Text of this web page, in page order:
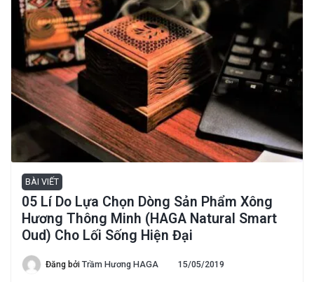
BÀI VIẾT
05 Lí Do Lựa Chọn Dòng Sản Phẩm Xông
Hương Thông Minh (HAGA Natural Smart
Oud) Cho Lối Sống Hiện Đại
Đăng bởi Trầm Hương HAGA 15/05/2019